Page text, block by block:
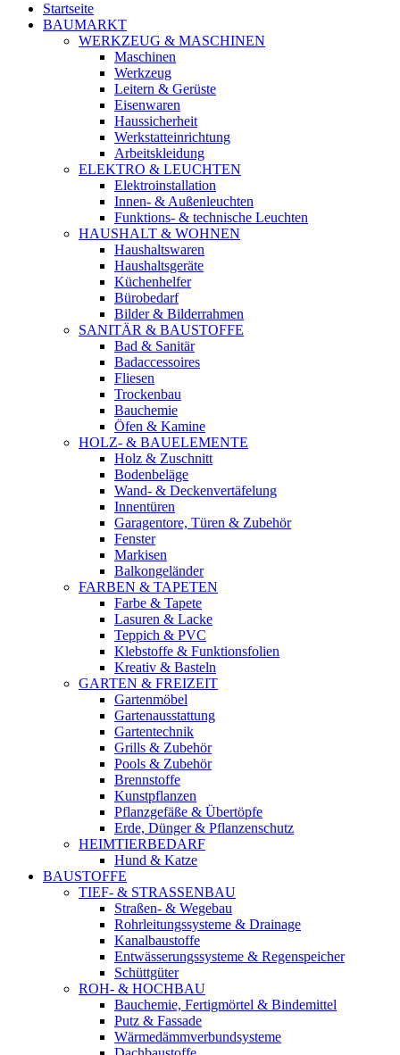
Startseite
BAUMARKT
WERKZEUG & MASCHINEN
Maschinen
Werkzeug
Leitern & Gerüste
Eisenwaren
Haussicherheit
Werkstatteinrichtung
Arbeitskleidung
ELEKTRO & LEUCHTEN
Elektroinstallation
Innen- & Außenleuchten
Funktions- & technische Leuchten
HAUSHALT & WOHNEN
Haushaltswaren
Haushaltsgeräte
Küchenhelfer
Bürobedarf
Bilder & Bilderrahmen
SANITÄR & BAUSTOFFE
Bad & Sanitär
Badaccessoires
Fliesen
Trockenbau
Bauchemie
Öfen & Kamine
HOLZ- & BAUELEMENTE
Holz & Zuschnitt
Bodenbeläge
Wand- & Deckenvertäfelung
Innentüren
Garagentore, Türen & Zubehör
Fenster
Markisen
Balkongeländer
FARBEN & TAPETEN
Farbe & Tapete
Lasuren & Lacke
Teppich & PVC
Klebstoffe & Funktionsfolien
Kreativ & Basteln
GARTEN & FREIZEIT
Gartenmöbel
Gartenausstattung
Gartentechnik
Grills & Zubehör
Pools & Zubehör
Brennstoffe
Kunstpflanzen
Pflanzgefäße & Übertöpfe
Erde, Dünger & Pflanzenschutz
HEIMTIERBEDARF
Hund & Katze
BAUSTOFFE
TIEF- & STRASSENBAU
Straßen- & Wegebau
Rohrleitungssysteme & Drainage
Kanalbaustoffe
Entwässerungssysteme & Regenspeicher
Schüttgüter
ROH- & HOCHBAU
Bauchemie, Fertigmörtel & Bindemittel
Putz & Fassade
Wärmedämmverbundsysteme